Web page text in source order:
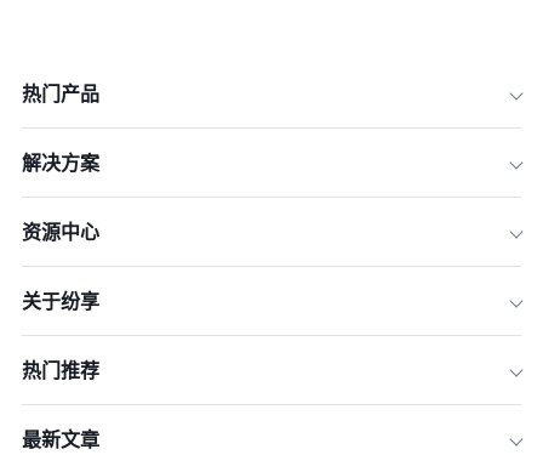
热门产品
解决方案
资源中心
关于纷享
热门推荐
最新文章